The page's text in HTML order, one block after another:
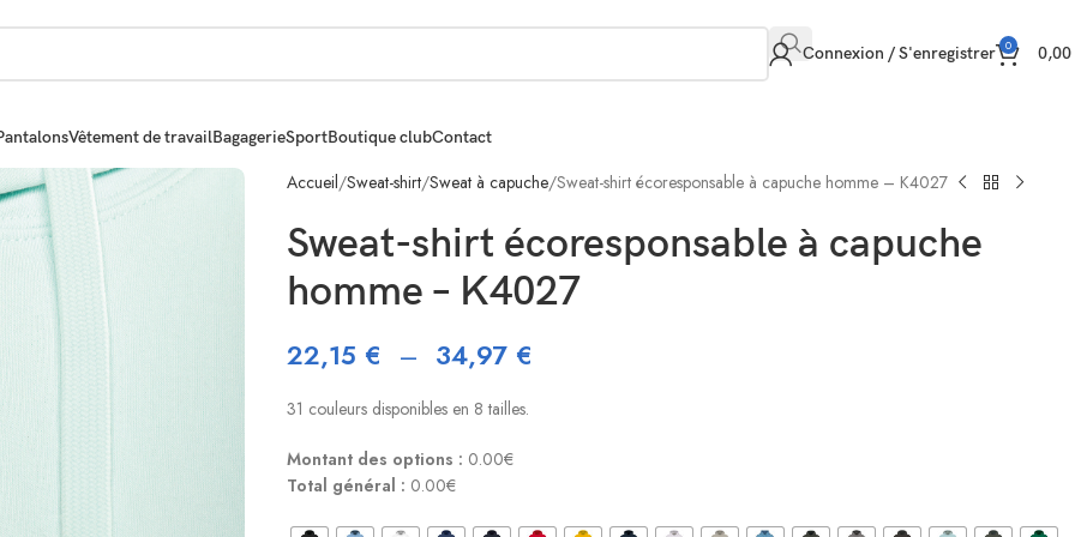
Connexion / S'enregistrer 0 0,00
Vêtement de travailBagagerieSportBoutique clubContact
Accueil Sweat-shirt Sweat à capuche Sweat-shirt écoresponsable à capuche homme – K4027
Sweat-shirt écoresponsable à capuche
homme – K4027
22,15 € – 34,97 €
31 couleurs disponibles en 8 tailles.
Montant des options : 0.00€
Total général : 0.00€